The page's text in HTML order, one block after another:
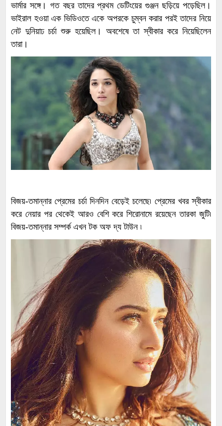
ভার্মার সঙ্গে। গত বছর তাদের প্রথম ডেটিংয়ের গুঞ্জন ছড়িয়ে পড়েছিল।
ভাইরাল হওয়া এক ভিডিওতে একে অপরকে চুম্বন করার পরই তাদের নিয়ে
নেট দুনিয়াঢ চর্চা শুরু হয়েছিল। অবশেষে তা স্বীকার করে নিয়েছিলেন
তারা।
বিজয়-তমান্নার প্রেমের চর্চা দিনদিন বেড়েই চলেছে৷ প্রেমের খবর স্বীকার
করে নেয়ার পর থেকেই আরও বেশি করে শিরোনামে রয়েছেন তারকা জুটি৷
বিজয়-তমান্নার সম্পর্ক এখন টক অফ দ্য টাউন ৷